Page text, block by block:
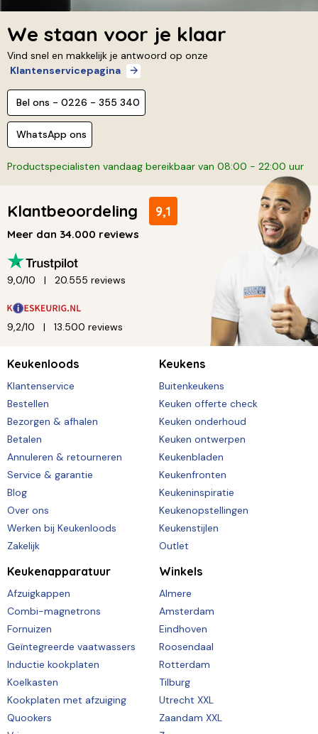
We staan voor je klaar
Vind snel en makkelijk je antwoord op onze
Klantenservicepagina
Bel ons - 0226 - 355 340
WhatsApp ons
Productspecialisten vandaag bereikbaar van 08:00 - 22:00 uur
Klantbeoordeling 9,1
Meer dan 34.000 reviews
9,0/10 20.555 reviews
9,2/10 13.500 reviews
Keukenloods
Klantenservice
Bestellen
Bezorgen & afhalen
Betalen
Annuleren & retourneren
Service & garantie
Blog
Over ons
Werken bij Keukenloods
Zakelijk
Keukens
Buitenkeukens
Keuken offerte check
Keuken onderhoud
Keuken ontwerpen
Keukenbladen
Keukenfronten
Keukeninspiratie
Keukenopstellingen
Keukenstijlen
Outlet
Keukenapparatuur
Afzuigkappen
Combi-magnetrons
Fornuizen
Geïntegreerde vaatwassers
Inductie kookplaten
Koelkasten
Kookplaten met afzuiging
Quookers
Winkels
Almere
Amsterdam
Eindhoven
Roosendaal
Rotterdam
Tilburg
Utrecht XXL
Zaandam XXL